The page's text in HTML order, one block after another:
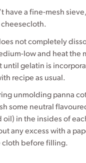
have a fine-mesh
not completely
low and heat the
until gelatin is
recipe as usual.
unmolding panna
some neutral
oil) in the insides of
any excess with a
cloth before filling.